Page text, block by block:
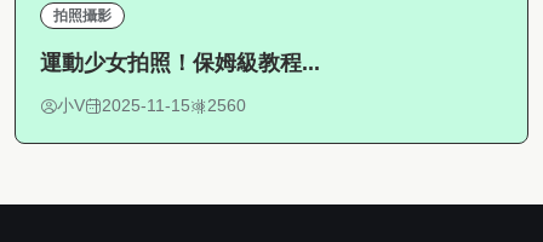
拍照攝影
運動少女拍照！保姆級教程...
小V 2025-11-15 2560